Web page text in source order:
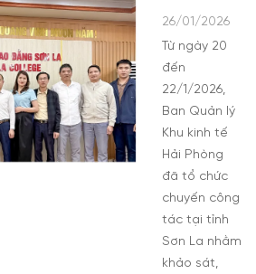
26/01/2026
Từ ngày 20
đến
22/1/2026,
Ban Quản lý
Khu kinh tế
Hải Phòng
đã tổ chức
chuyến công
tác tại tỉnh
Sơn La nhằm
khảo sát,